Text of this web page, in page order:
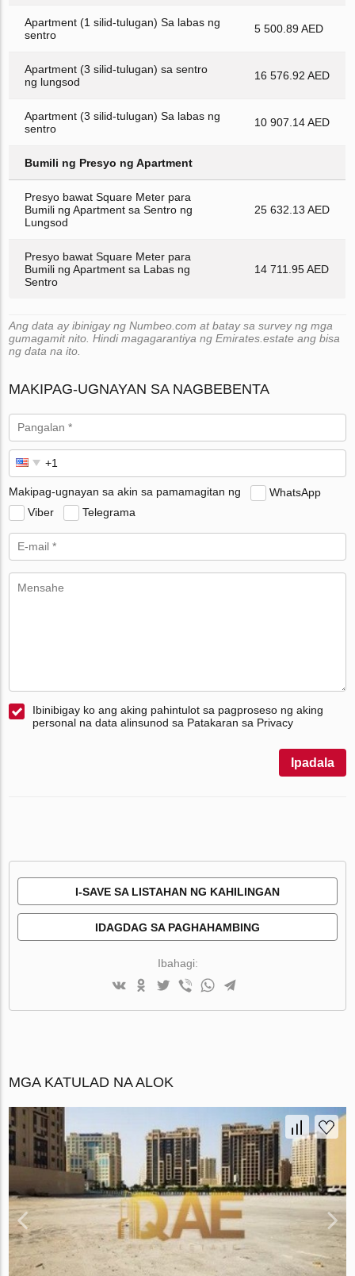
Apartment (1 silid-tulugan) Sa labas ng
sentro
5 500.89 AED
Apartment (3 silid-tulugan) sa sentro
ng lungsod
16 576.92 AED
Apartment (3 silid-tulugan) Sa labas ng
sentro
10 907.14 AED
Bumili ng Presyo ng Apartment
Presyo bawat Square Meter para
Bumili ng Apartment sa Sentro ng
Lungsod
25 632.13 AED
Presyo bawat Square Meter para
Bumili ng Apartment sa Labas ng
Sentro
14 711.95 AED
Ang data ay ibinigay ng Numbeo.com at batay sa survey ng mga
gumagamit nito. Hindi magagarantiya ng Emirates.estate ang bisa
ng data na ito.
MAKIPAG-UGNAYAN SA NAGBEBENTA
Makipag-ugnayan sa akin sa pamamagitan ng
WhatsApp
Viber
Telegrama
Ibinibigay ko ang aking pahintulot sa pagproseso ng aking
personal na data alinsunod sa Patakaran sa Privacy
Ipadala
I-SAVE SA LISTAHAN NG KAHILINGAN
IDAGDAG SA PAGHAHAMBING
Ibahagi:
MGA KATULAD NA ALOK